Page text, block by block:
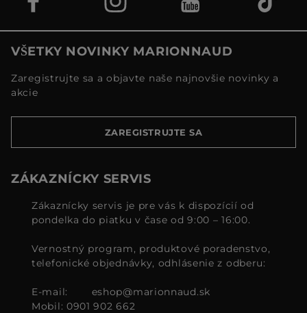
VŠETKY NOVINKY MARIONNAUD
Zaregistrujte sa a objavte naše najnovšie novinky a
akcie
ZAREGISTRUJTE SA
ZÁKAZNÍCKY SERVIS
Zákaznícky servis je pre vás k dispozícií od
pondelka do piatku v čase od 9:00 – 16:00.
Vernostný program, produktové poradenstvo,
telefonické objednávky, odhlásenie z odberu:
E-mail:
eshop@marionnaud.sk
Mobil: 0901 902 662